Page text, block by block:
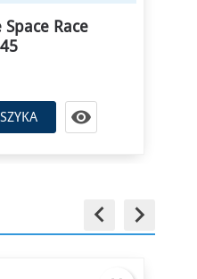
Race Full
325C744

keyboard_arrow_left keyboard_arrow_right